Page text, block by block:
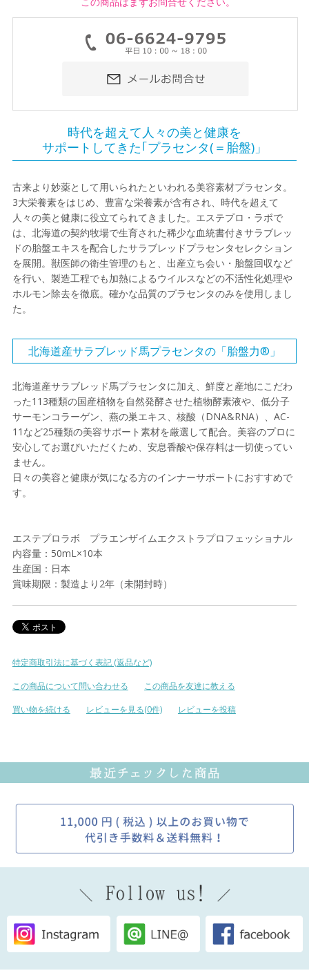
時代を超えて人々の美と健康を
サポートしてきた｢プラセンタ(＝胎盤)」
古来より妙薬として用いられたといわれる美容素材プラセンタ。
3大栄養素をはじめ、豊富な栄養素が含有され、時代を超えて
人々の美と健康に役立てられてきました。エステプロ・ラボで
は、北海道の契約牧場で生育された稀少な血統書付きサラブレッ
ドの胎盤エキスを配合したサラブレッドプラセンタセレクション
を展開。獣医師の衛生管理のもと、出産立ち会い・胎盤回収など
を行い、製造工程でも加熱によるウイルスなどの不活性化処理や
ホルモン除去を徹底。確かな品質のプラセンタのみを使用しまし
た。
北海道産サラブレッド馬プラセンタの「胎盤力®」
北海道産サラブレッド馬プラセンタに加え、鮮度と産地にこだわ
った113種類の国産植物を自然発酵させた植物酵素液や、低分子
サーモンコラーゲン、燕の巣エキス、核酸（DNA&RNA）、AC-
11など25種類の美容サポート素材を厳選して配合。美容のプロに
安心してお選びいただくため、安息香酸や保存料は一切使ってい
ません。
日々の美容と健康が気になる方のインナーサポートにおすすめで
す。
エステプロラボ プラエンザイムエクストラプロフェッショナル
内容量：50mL×10本
生産国：日本
賞味期限：製造より2年（未開封時）
特定商取引法に基づく表記 (返品など)
この商品について問い合わせる
この商品を友達に教える
買い物を続ける
レビューを見る(0件) レビューを投稿